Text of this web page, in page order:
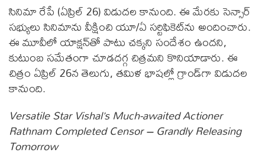
సినిమా రేపే (ఏప్రిల్ 26) విడుదల కానుంది. ఈ మేరకు సెన్సార్
సభ్యులు సినిమాను వీక్షించి యూ/ఏ సర్టిఫికెట్‌ను అందించారు.
ఈ మూవీలో యాక్షన్‌తో పాటు చక్కని సందేశం ఉందని,
కుటుంబ సమేతంగా చూడదగ్గ చిత్రమని కొనియాడారు. ఈ
చిత్రం ఏప్రిల్ 26న తెలుగు, తమిళ భాషల్లో గ్రాండ్‌గా విడుదల
కానుంది.
Versatile Star Vishal’s Much-awaited Actioner
Rathnam Completed Censor – Grandly Releasing
Tomorrow